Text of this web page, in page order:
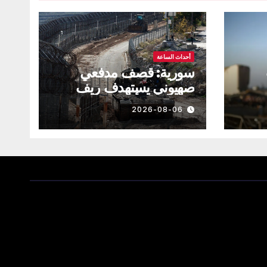
أحداث الساعة
سورية: قصف مدفعي
صهيوني يستهدف ريف
القنيطرة الأوسط
2026-08-06